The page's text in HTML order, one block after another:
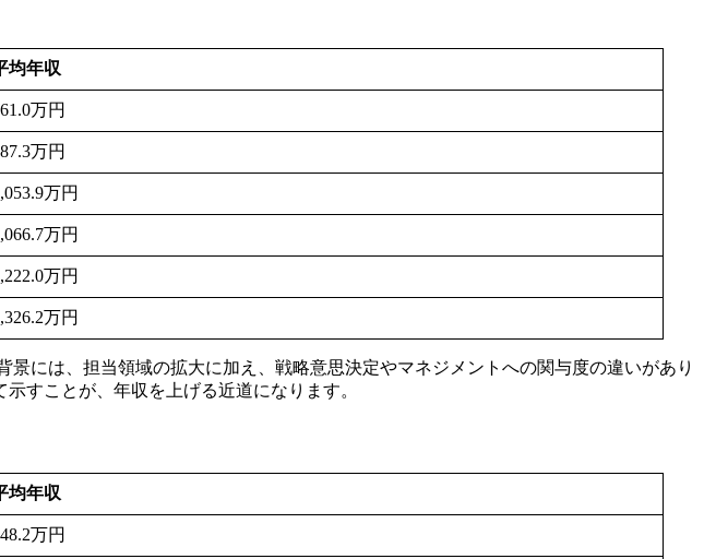
均年収
万円
万円
万円
万円
万円
万円
には、担当領域の拡大に加え、戦略意思決定やマネジメントへの関与度の違いがあり
すことが、年収を上げる近道になります。
均年収
万円